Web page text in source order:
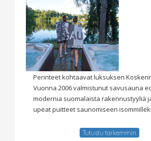
Perinteet kohtaavat luksuksen
Vuonna 2006 valmistunut savusauna
modernia suomalaista rakennustyyliä
upeat puitteet saunomiseen
Tutustu tarkemmin